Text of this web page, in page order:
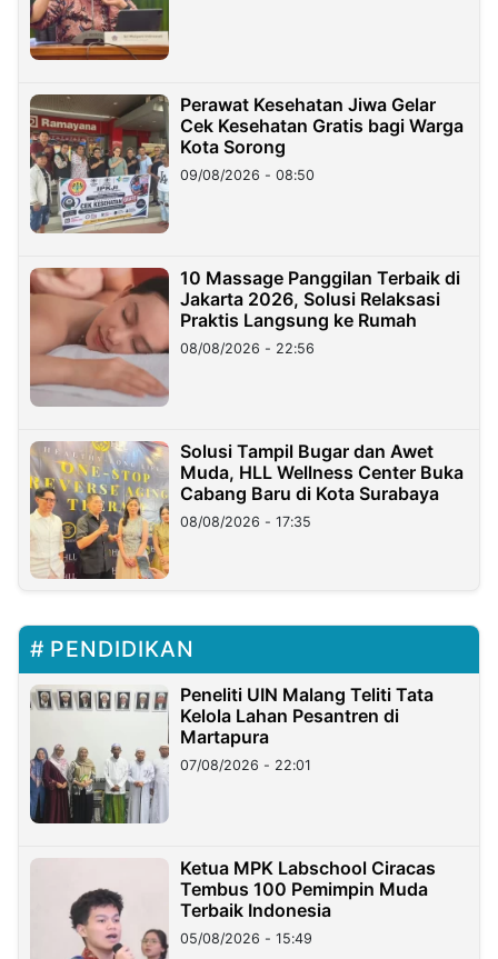
Perawat Kesehatan Jiwa Gelar
Cek Kesehatan Gratis bagi Warga
Kota Sorong
09/08/2026 - 08:50
10 Massage Panggilan Terbaik di
Jakarta 2026, Solusi Relaksasi
Praktis Langsung ke Rumah
08/08/2026 - 22:56
Solusi Tampil Bugar dan Awet
Muda, HLL Wellness Center Buka
Cabang Baru di Kota Surabaya
08/08/2026 - 17:35
PENDIDIKAN
Peneliti UIN Malang Teliti Tata
Kelola Lahan Pesantren di
Martapura
07/08/2026 - 22:01
Ketua MPK Labschool Ciracas
Tembus 100 Pemimpin Muda
Terbaik Indonesia
05/08/2026 - 15:49